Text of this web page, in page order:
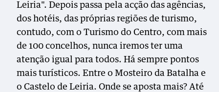
Leiria". Depois passa pela acção das agências,
dos hotéis, das próprias regiões de turismo,
contudo, com o Turismo do Centro, com mais
de 100 concelhos, nunca iremos ter uma
atenção igual para todos. Há sempre pontos
mais turísticos. Entre o Mosteiro da Batalha e
o Castelo de Leiria. Onde se aposta mais? Até